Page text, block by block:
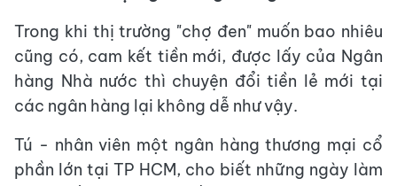
Trong khi thị trường "chợ đen" muốn bao nhiêu
cũng có, cam kết tiền mới, được lấy của Ngân
hàng Nhà nước thì chuyện đổi tiền lẻ mới tại
các ngân hàng lại không dễ như vậy.
Tú - nhân viên một ngân hàng thương mại cổ
phần lớn tại TP HCM, cho biết những ngày làm